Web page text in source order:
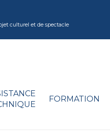
culturel et de spectacle
FORMATION